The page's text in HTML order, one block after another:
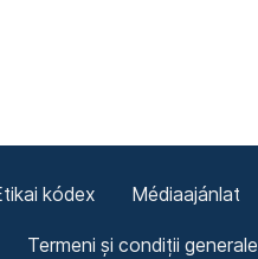
kódex Médiaajánlat
Termeni și condiții generale